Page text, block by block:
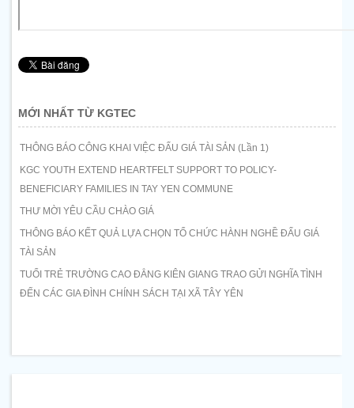
MỚI NHẤT TỪ KGTEC
THÔNG BÁO CÔNG KHAI VIỆC ĐẤU GIÁ TÀI SẢN (Lần 1)
KGC YOUTH EXTEND HEARTFELT SUPPORT TO POLICY-
BENEFICIARY FAMILIES IN TAY YEN COMMUNE
THƯ MỜI YÊU CẦU CHÀO GIÁ
THÔNG BÁO KẾT QUẢ LỰA CHỌN TỔ CHỨC HÀNH NGHỀ ĐẤU GIÁ
TÀI SẢN
TUỔI TRẺ TRƯỜNG CAO ĐẲNG KIÊN GIANG TRAO GỬI NGHĨA TÌNH
ĐẾN CÁC GIA ĐÌNH CHÍNH SÁCH TẠI XÃ TÂY YÊN